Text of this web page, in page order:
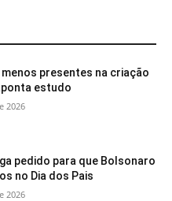
presentes na criação
estudo
2026
pedido para que Bolsonaro
no Dia dos Pais
2026